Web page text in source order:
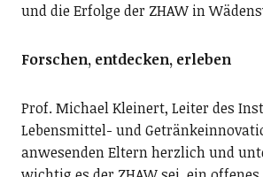
und die Erfolge der ZHAW in
Forschen, entdecken, erleben
Prof. Michael Kleinert, Leiter des
Lebensmittel- und
anwesenden Eltern herzlich und